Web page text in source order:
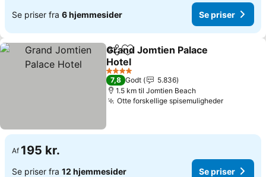
Se priser fra 6 hjemmesider Se priser
Del Føj til favoritter
Grand Jomtien Palace
Hotel
Se priser
4 Stjerner
7,8 Godt
5.836
1.5 km til Jomtien Beach
Otte forskellige spisemulighederSe priser
Af 195 kr.
Se priser fra 12 hjemmesider Se priser